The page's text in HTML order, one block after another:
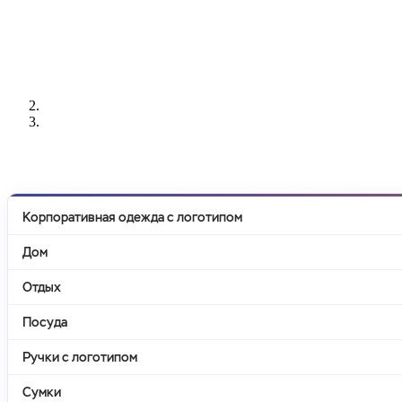
Корпоративная одежда с логотипом
Дом
Отдых
Посуда
Ручки с логотипом
Сумки